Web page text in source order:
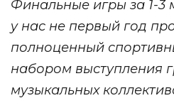
Финальные игры за 1-3
у нас не первый год
полноценный
набором выступления
музыкальных